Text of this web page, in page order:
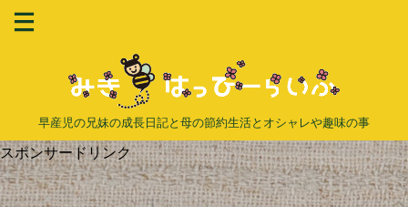
早産児の兄妹の成長日記と母の節約生活とオシャレや趣味の事
スポンサードリンク